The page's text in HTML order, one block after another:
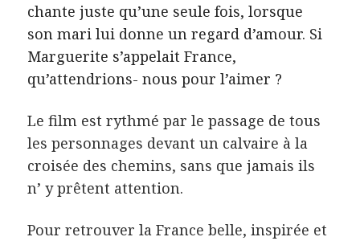
chante juste qu’une seule fois, lorsque
son mari lui donne un regard d’amour. Si
Marguerite s’appelait France,
qu’attendrions- nous pour l’aimer ?
Le film est rythmé par le passage de tous
les personnages devant un calvaire à la
croisée des chemins, sans que jamais ils
n’ y prêtent attention.
Pour retrouver la France belle, inspirée et